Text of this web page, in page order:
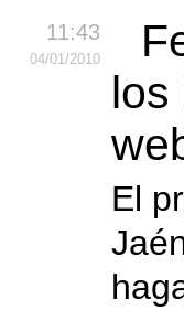
11:43
04/01/2010
El